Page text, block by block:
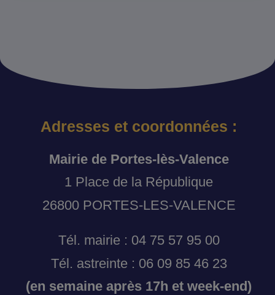
Adresses et coordonnées :
Mairie de Portes-lès-Valence
1 Place de la République
26800 PORTES-LES-VALENCE
Tél. mairie : 04 75 57 95 00
Tél. astreinte : 06 09 85 46 23
(en semaine après 17h et week-end)